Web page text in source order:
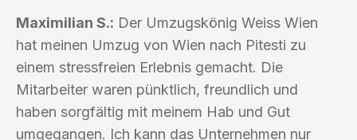
Maximilian S.: Der Umzugskönig Weiss Wien
hat meinen Umzug von Wien nach Pitesti zu
einem stressfreien Erlebnis gemacht. Die
Mitarbeiter waren pünktlich, freundlich und
haben sorgfältig mit meinem Hab und Gut
umgegangen. Ich kann das Unternehmen nur